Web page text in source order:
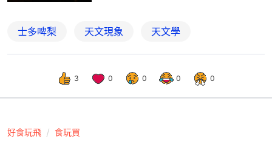
士多啤梨 天文現象 天文學
3 0 0 0 0
好食玩飛 食玩買